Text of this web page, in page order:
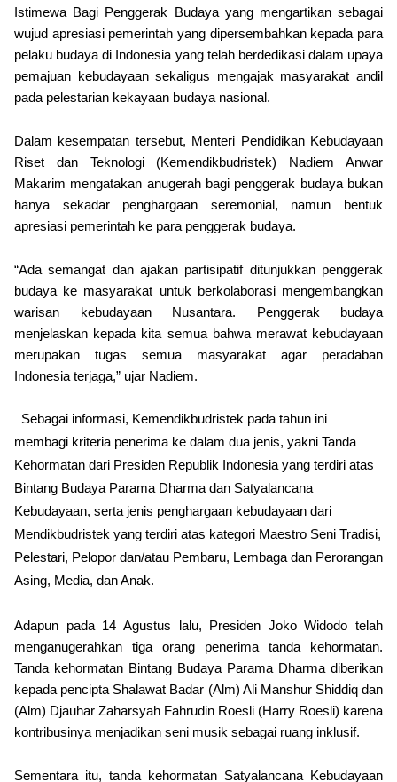
Istimewa Bagi Penggerak Budaya yang mengartikan sebagai
wujud apresiasi pemerintah yang dipersembahkan kepada para
pelaku budaya di Indonesia yang telah berdedikasi dalam upaya
pemajuan kebudayaan sekaligus mengajak masyarakat andil
pada pelestarian kekayaan budaya nasional.
Dalam kesempatan tersebut, Menteri Pendidikan Kebudayaan
Riset dan Teknologi (Kemendikbudristek) Nadiem Anwar
Makarim mengatakan anugerah bagi penggerak budaya bukan
hanya sekadar penghargaan seremonial, namun bentuk
apresiasi pemerintah ke para penggerak budaya.
“Ada semangat dan ajakan partisipatif ditunjukkan penggerak
budaya ke masyarakat untuk berkolaborasi mengembangkan
warisan kebudayaan Nusantara. Penggerak budaya
menjelaskan kepada kita semua bahwa merawat kebudayaan
merupakan tugas semua masyarakat agar peradaban
Indonesia terjaga,” ujar Nadiem.
Sebagai informasi, Kemendikbudristek pada tahun ini
membagi kriteria penerima ke dalam dua jenis, yakni Tanda
Kehormatan dari Presiden Republik Indonesia yang terdiri atas
Bintang Budaya Parama Dharma dan Satyalancana
Kebudayaan, serta jenis penghargaan kebudayaan dari
Mendikbudristek yang terdiri atas kategori Maestro Seni Tradisi,
Pelestari, Pelopor dan/atau Pembaru, Lembaga dan Perorangan
Asing, Media, dan Anak.
Adapun pada 14 Agustus lalu, Presiden Joko Widodo telah
menganugerahkan tiga orang penerima tanda kehormatan.
Tanda kehormatan Bintang Budaya Parama Dharma diberikan
kepada pencipta Shalawat Badar (Alm) Ali Manshur Shiddiq dan
(Alm) Djauhar Zaharsyah Fahrudin Roesli (Harry Roesli) karena
kontribusinya menjadikan seni musik sebagai ruang inklusif.
Sementara itu, tanda kehormatan Satyalancana Kebudayaan